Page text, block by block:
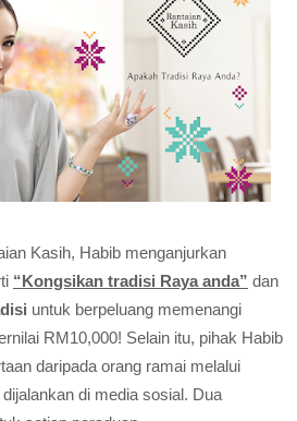
Kasih, Habib menganjurkan
“Kongsikan tradisi Raya anda” dan
untuk berpeluang memenangi
RM10,000! Selain itu, pihak Habib
daripada orang ramai melalui
di media sosial. Dua